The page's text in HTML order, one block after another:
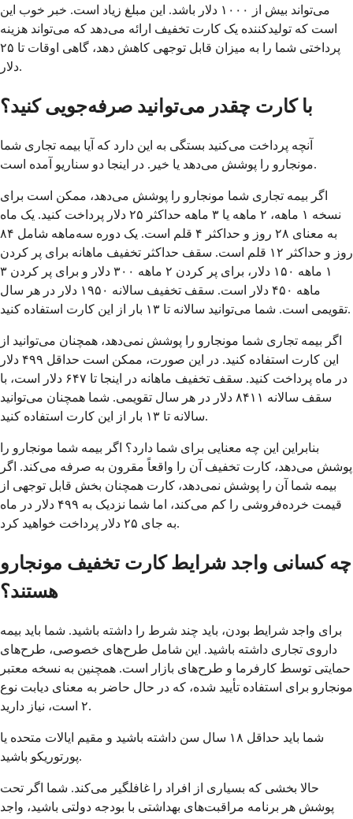
می‌تواند بیش از ۱۰۰۰ دلار باشد. این مبلغ زیاد است. خبر خوب این
است که تولیدکننده یک کارت تخفیف ارائه می‌دهد که می‌تواند هزینه
پرداختی شما را به میزان قابل توجهی کاهش دهد، گاهی اوقات تا ۲۵
دلار.
با کارت چقدر می‌توانید صرفه‌جویی کنید؟
آنچه پرداخت می‌کنید بستگی به این دارد که آیا بیمه تجاری شما
مونجارو را پوشش می‌دهد یا خیر. در اینجا دو سناریو آمده است.
اگر بیمه تجاری شما مونجارو را پوشش می‌دهد، ممکن است برای
نسخه ۱ ماهه، ۲ ماهه یا ۳ ماهه حداکثر ۲۵ دلار پرداخت کنید. یک ماه
به معنای ۲۸ روز و حداکثر ۴ قلم است. یک دوره سه‌ماهه شامل ۸۴
روز و حداکثر ۱۲ قلم است. سقف حداکثر تخفیف ماهانه برای پر کردن
۱ ماهه ۱۵۰ دلار، برای پر کردن ۲ ماهه ۳۰۰ دلار و برای پر کردن ۳
ماهه ۴۵۰ دلار است. سقف تخفیف سالانه ۱۹۵۰ دلار در هر سال
تقویمی است. شما می‌توانید سالانه تا ۱۳ بار از این کارت استفاده کنید.
اگر بیمه تجاری شما مونجارو را پوشش نمی‌دهد، همچنان می‌توانید از
این کارت استفاده کنید. در این صورت، ممکن است حداقل ۴۹۹ دلار
در ماه پرداخت کنید. سقف تخفیف ماهانه در اینجا تا ۶۴۷ دلار است، با
سقف سالانه ۸۴۱۱ دلار در هر سال تقویمی. شما همچنان می‌توانید
سالانه تا ۱۳ بار از این کارت استفاده کنید.
بنابراین این چه معنایی برای شما دارد؟ اگر بیمه شما مونجارو را
پوشش می‌دهد، کارت تخفیف آن را واقعاً مقرون به صرفه می‌کند. اگر
بیمه شما آن را پوشش نمی‌دهد، کارت همچنان بخش قابل توجهی از
قیمت خرده‌فروشی را کم می‌کند، اما شما نزدیک به ۴۹۹ دلار در ماه
به جای ۲۵ دلار پرداخت خواهید کرد.
چه کسانی واجد شرایط کارت تخفیف مونجارو
هستند؟
برای واجد شرایط بودن، باید چند شرط را داشته باشید. شما باید بیمه
داروی تجاری داشته باشید. این شامل طرح‌های خصوصی، طرح‌های
حمایتی توسط کارفرما و طرح‌های بازار است. همچنین به نسخه معتبر
مونجارو برای استفاده تأیید شده، که در حال حاضر به معنای دیابت نوع
۲ است، نیاز دارید.
شما باید حداقل ۱۸ سال سن داشته باشید و مقیم ایالات متحده یا
پورتوریکو باشید.
حالا بخشی که بسیاری از افراد را غافلگیر می‌کند. شما اگر تحت
پوشش هر برنامه مراقبت‌های بهداشتی با بودجه دولتی باشید، واجد